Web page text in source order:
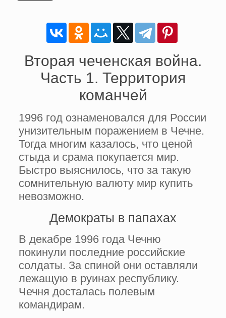
Вторая чеченская война.
Часть 1. Территория
команчей
1996 год ознаменовался для России
унизительным поражением в Чечне.
Тогда многим казалось, что ценой
стыда и срама покупается мир.
Быстро выяснилось, что за такую
сомнительную валюту мир купить
невозможно.
Демократы в папахах
В декабре 1996 года Чечню
покинули последние российские
солдаты. За спиной они оставляли
лежащую в руинах республику.
Чечня досталась полевым
командирам.